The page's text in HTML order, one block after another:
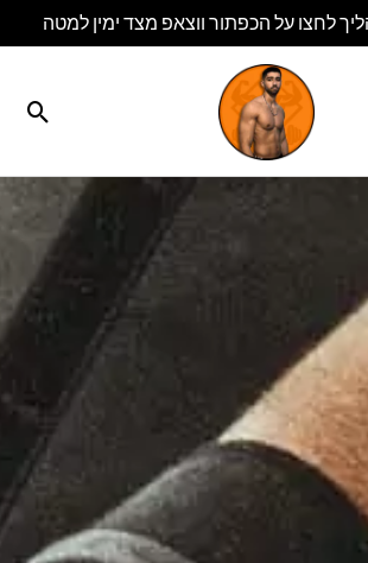
לחצו על הכפתור ווצאפ מצד ימין למטה